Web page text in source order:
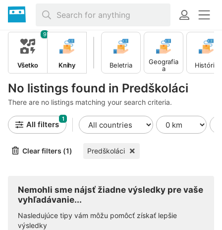
No listings found in Predškoláci
There are no listings matching your search criteria.
Všetko
9
Knihy Beletria
Geografia
a
cestovanie
História
All filters
1
Clear filters (1) Predškoláci
Nemohli sme nájsť žiadne výsledky pre vaše
vyhľadávanie...
Nasledujúce tipy vám môžu pomôcť získať lepšie
výsledky